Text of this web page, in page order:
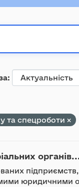
та спецроботи
юридичними